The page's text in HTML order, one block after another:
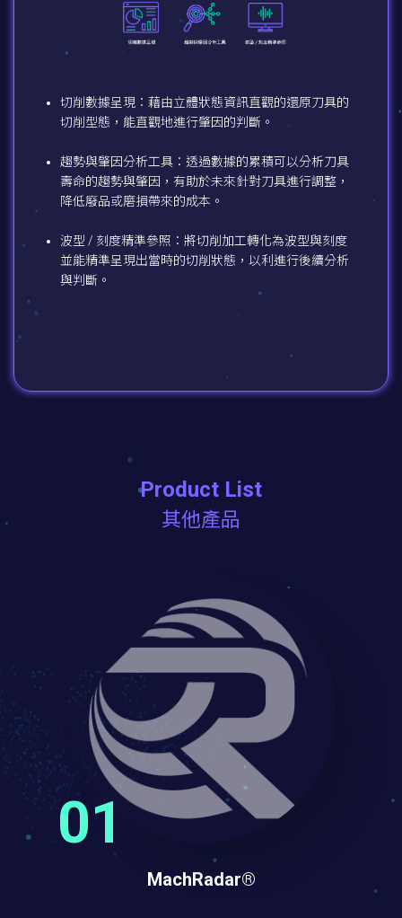
切削數據呈現：藉由立體狀態資訊直觀的還原刀具的
切削型態，能直觀地進行肇因的判斷。
趨勢與肇因分析工具：透過數據的累積可以分析刀具
壽命的趨勢與肇因，有助於未來針對刀具進行調整，
降低廢品或磨損帶來的成本。
波型 / 刻度精準參照：將切削加工轉化為波型與刻度
並能精準呈現出當時的切削狀態，以利進行後續分析
與判斷。
Product List
其他產品
MachRadar®